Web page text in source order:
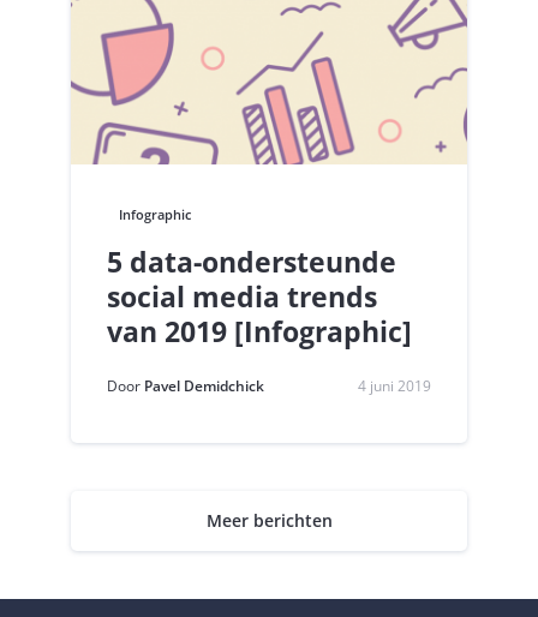
Infographic
5 data-ondersteunde
social media trends
van 2019 [Infographic]
Door Pavel Demidchick 4 juni 2019
Meer berichten